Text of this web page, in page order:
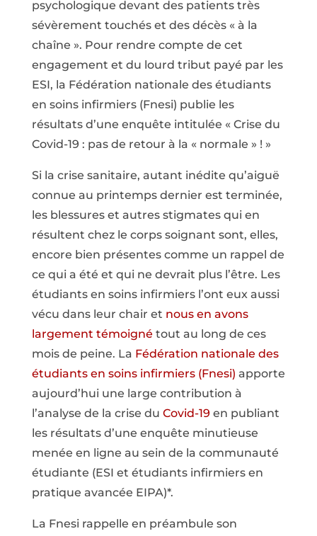
psychologique devant des patients très
sévèrement touchés et des décès « à la
chaîne ». Pour rendre compte de cet
engagement et du lourd tribut payé par les
ESI, la Fédération nationale des étudiants
en soins infirmiers (Fnesi) publie les
résultats d’une enquête intitulée « Crise du
Covid-19 : pas de retour à la « normale » ! »
Si la crise sanitaire, autant inédite qu’aiguë
connue au printemps dernier est terminée,
les blessures et autres stigmates qui en
résultent chez le corps soignant sont, elles,
encore bien présentes comme un rappel de
ce qui a été et qui ne devrait plus l’être. Les
étudiants en soins infirmiers l’ont eux aussi
vécu dans leur chair et nous en avons
largement témoigné tout au long de ces
mois de peine. La Fédération nationale des
étudiants en soins infirmiers (Fnesi) apporte
aujourd’hui une large contribution à
l’analyse de la crise du Covid-19 en publiant
les résultats d’une enquête minutieuse
menée en ligne au sein de la communauté
étudiante (ESI et étudiants infirmiers en
pratique avancée EIPA)*.
La Fnesi rappelle en préambule son